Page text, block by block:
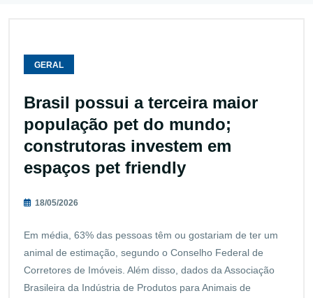
GERAL
Brasil possui a terceira maior
população pet do mundo;
construtoras investem em
espaços pet friendly
18/05/2026
Em média, 63% das pessoas têm ou gostariam de ter um
animal de estimação, segundo o Conselho Federal de
Corretores de Imóveis. Além disso, dados da Associação
Brasileira da Indústria de Produtos para Animais de